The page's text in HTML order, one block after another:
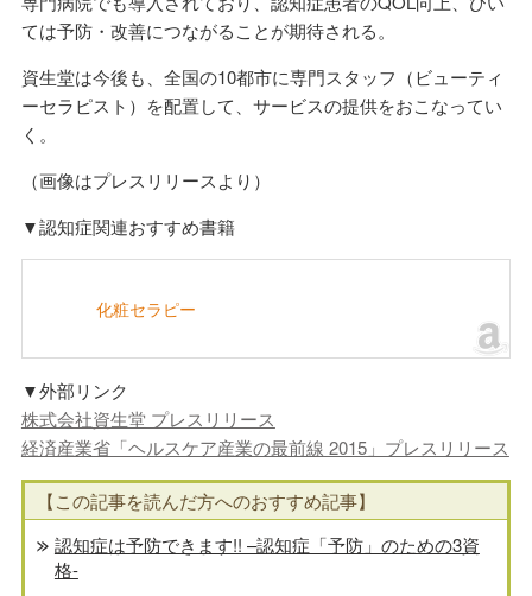
ては予防・改善につながることが期待される。
資生堂は今後も、全国の10都市に専門スタッフ（ビューティ
ーセラピスト）を配置して、サービスの提供をおこなってい
く。
（画像はプレスリリースより）
▼認知症関連おすすめ書籍
化粧セラピー
▼外部リンク
株式会社資生堂 プレスリリース
経済産業省「ヘルスケア産業の最前線 2015」プレスリリース
【この記事を読んだ方へのおすすめ記事】
認知症は予防できます!! –認知症「予防」のための3資
格-